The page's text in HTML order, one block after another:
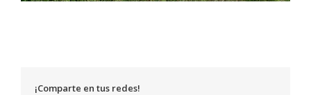
¡Comparte en tus redes!